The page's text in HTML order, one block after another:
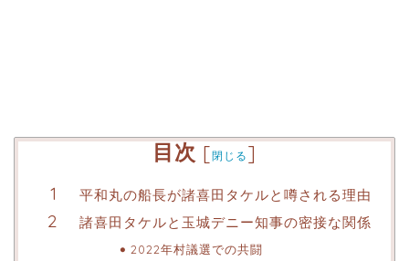
目次 [閉じる ]
平和丸の船長が諸喜田タケルと噂される理由
諸喜田タケルと玉城デニー知事の密接な関係
2022年村議選での共闘